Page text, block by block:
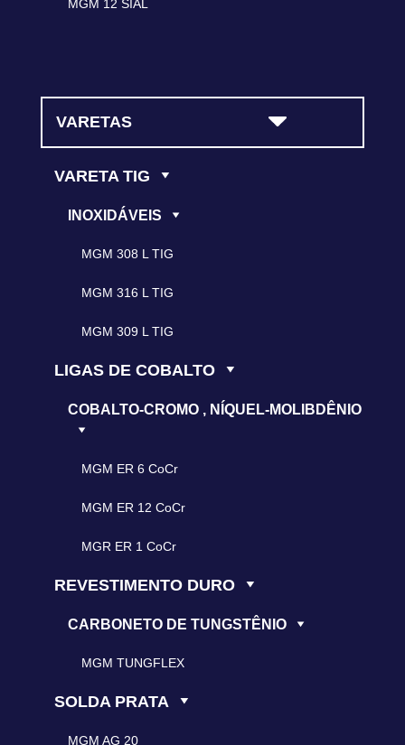
MGM 12 SIAL
VARETAS
VARETA TIG
INOXIDÁVEIS
MGM 308 L TIG
MGM 316 L TIG
MGM 309 L TIG
LIGAS DE COBALTO
COBALTO-CROMO , NÍQUEL-MOLIBDÊNIO
MGM ER 6 CoCr
MGM ER 12 CoCr
MGR ER 1 CoCr
REVESTIMENTO DURO
CARBONETO DE TUNGSTÊNIO
MGM TUNGFLEX
SOLDA PRATA
MGM AG 20